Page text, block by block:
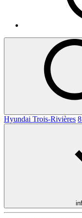
Hyundai Trois-Rivières